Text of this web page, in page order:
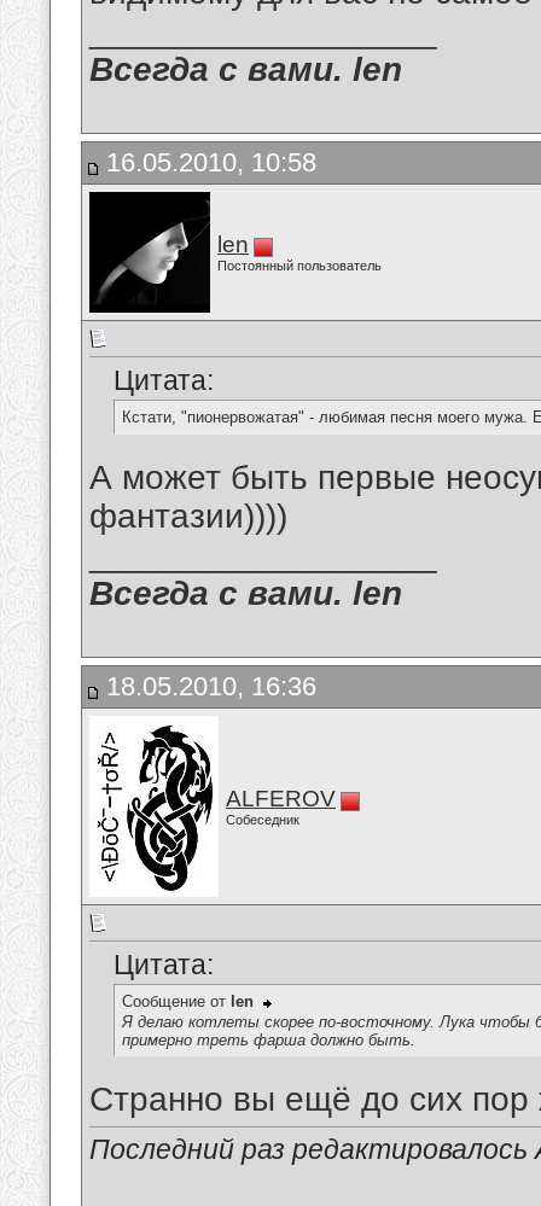
Всегда с вами. len
16.05.2010, 10:58
len
Постоянный пользователь
Цитата:
Кстати, "пионервожатая" - любимая песня моего мужа.
А может быть первые
фантазии))))
Всегда с вами. len
18.05.2010, 16:36
ALFEROV
Собеседник
Цитата:
Сообщение от len
Я делаю котлеты скорее по-восточному. Лука чтобы
примерно треть фарша должно быть.
Странно вы ещё до сих
Последний раз редактировалось